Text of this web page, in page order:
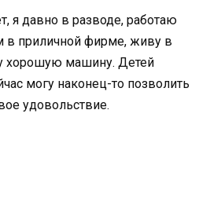
я давно в разводе, работаю
в приличной фирме, живу в
хорошую машину. Детей
могу наконец-то позволить
удовольствие.